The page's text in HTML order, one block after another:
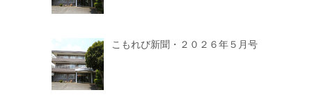
こもれび新聞・２０２６年５月号